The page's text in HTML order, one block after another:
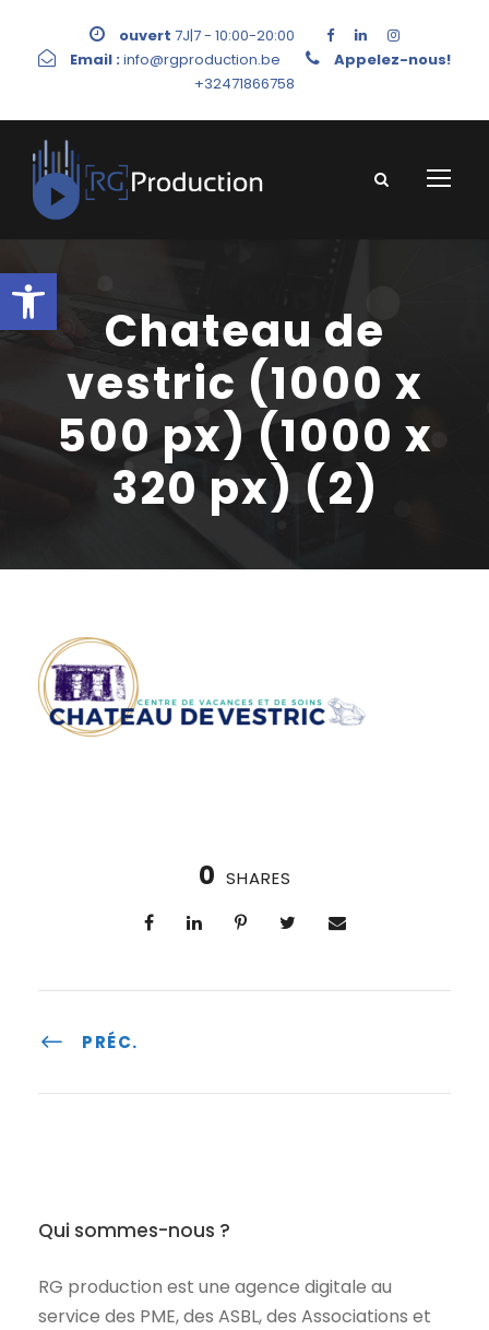
Ouvrir la barre d’outils
ouvert 7J|7 - 10:00-20:00
Email :info@rgproduction.be
Appelez-nous!
+32471866758
Chateau de
vestric (1000 x
500 px) (1000 x
320 px) (2)
0 SHARES
PRÉC.
Qui sommes-nous ?
RG production est une agence digitale au
service des PME, des ASBL, des Associations et